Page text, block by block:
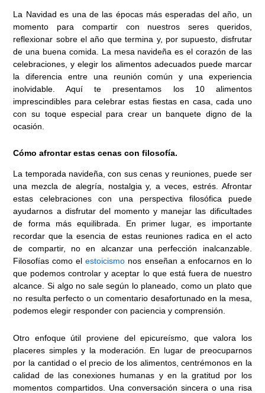
La Navidad es una de las épocas más esperadas del año, un
momento para compartir con nuestros seres queridos,
reflexionar sobre el año que termina y, por supuesto, disfrutar
de una buena comida. La mesa navideña es el corazón de las
celebraciones, y elegir los alimentos adecuados puede marcar
la diferencia entre una reunión común y una experiencia
inolvidable. Aquí te presentamos los 10 alimentos
imprescindibles para celebrar estas fiestas en casa, cada uno
con su toque especial para crear un banquete digno de la
ocasión.
Cómo afrontar estas cenas con filosofía.
La temporada navideña, con sus cenas y reuniones, puede ser
una mezcla de alegría, nostalgia y, a veces, estrés. Afrontar
estas celebraciones con una perspectiva filosófica puede
ayudarnos a disfrutar del momento y manejar las dificultades
de forma más equilibrada. En primer lugar, es importante
recordar que la esencia de estas reuniones radica en el acto
de compartir, no en alcanzar una perfección inalcanzable.
Filosofías como elestoicismo nos enseñan a enfocarnos en lo
que podemos controlar y aceptar lo que está fuera de nuestro
alcance. Si algo no sale según lo planeado, como un plato que
no resulta perfecto o un comentario desafortunado en la mesa,
podemos elegir responder con paciencia y comprensión.
Otro enfoque útil proviene del epicureísmo, que valora los
placeres simples y la moderación. En lugar de preocuparnos
por la cantidad o el precio de los alimentos, centrémonos en la
calidad de las conexiones humanas y en la gratitud por los
momentos compartidos. Una conversación sincera o una risa